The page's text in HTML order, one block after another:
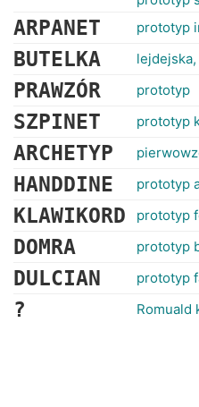
ARPANET prototyp
BUTELKA
PRAWZÓR prototyp
SZPINET prototyp
ARCHETYP
HANDDINE prototyp
KLAWIKORD prototyp
DOMRA prototyp
DULCIAN prototyp
? Romuald